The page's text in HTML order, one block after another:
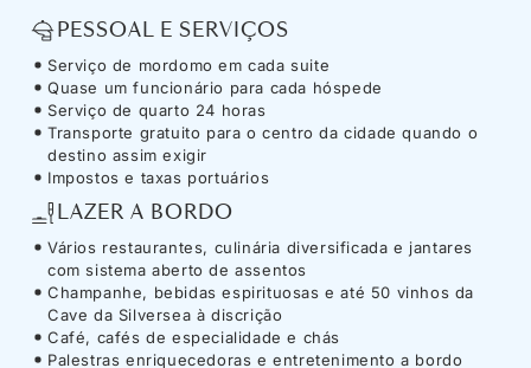
PESSOAL E SERVIÇOS
Serviço de mordomo em cada suite
Quase um funcionário para cada hóspede
Serviço de quarto 24 horas
Transporte gratuito para o centro da cidade quando o
destino assim exigir
Impostos e taxas portuários
LAZER A BORDO
Vários restaurantes, culinária diversificada e jantares
com sistema aberto de assentos
Champanhe, bebidas espirituosas e até 50 vinhos da
Cave da Silversea à discrição
Café, cafés de especialidade e chás
Palestras enriquecedoras e entretenimento a bordo